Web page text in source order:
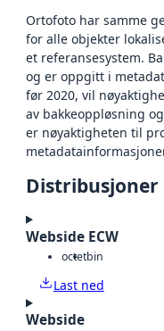
Ortofoto har samme
for alle objekter
et referansesystem.
og er oppgitt i
før 2020, vil
av bakkeoppløsning
er nøyaktigheten til
Distribusjoner
Webside ECW
octetbin
Last ned
Webside